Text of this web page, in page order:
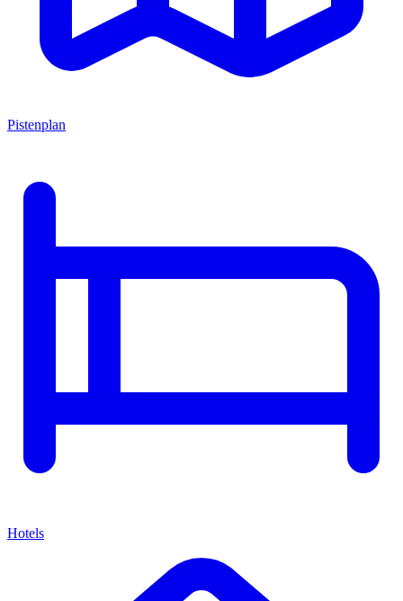
Pistenplan
Hotels